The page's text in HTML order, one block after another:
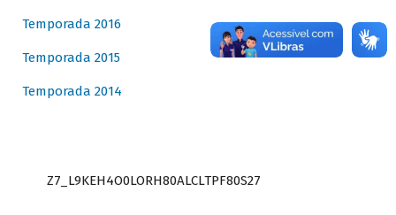
Temporada 2016
Temporada 2015
Temporada 2014
Z7_L9KEH4O0LORH80ALCLTPF80S27